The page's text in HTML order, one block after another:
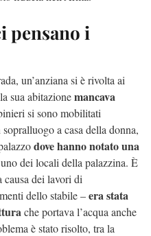
pensano i
un’anziana si è rivolta ai
sua abitazionemancava
si sono mobilitati
a casa della donna,
dove hanno notato una
dei locali della palazzina. È
causa dei lavori di
dello stabile –era stata
che portava l’acqua anche
è stato risolto, tra la